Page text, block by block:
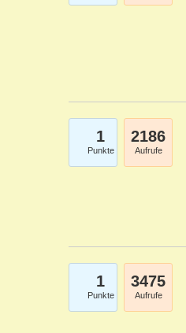
1
Punkte
2186
Aufrufe
1
Punkte
3475
Aufrufe